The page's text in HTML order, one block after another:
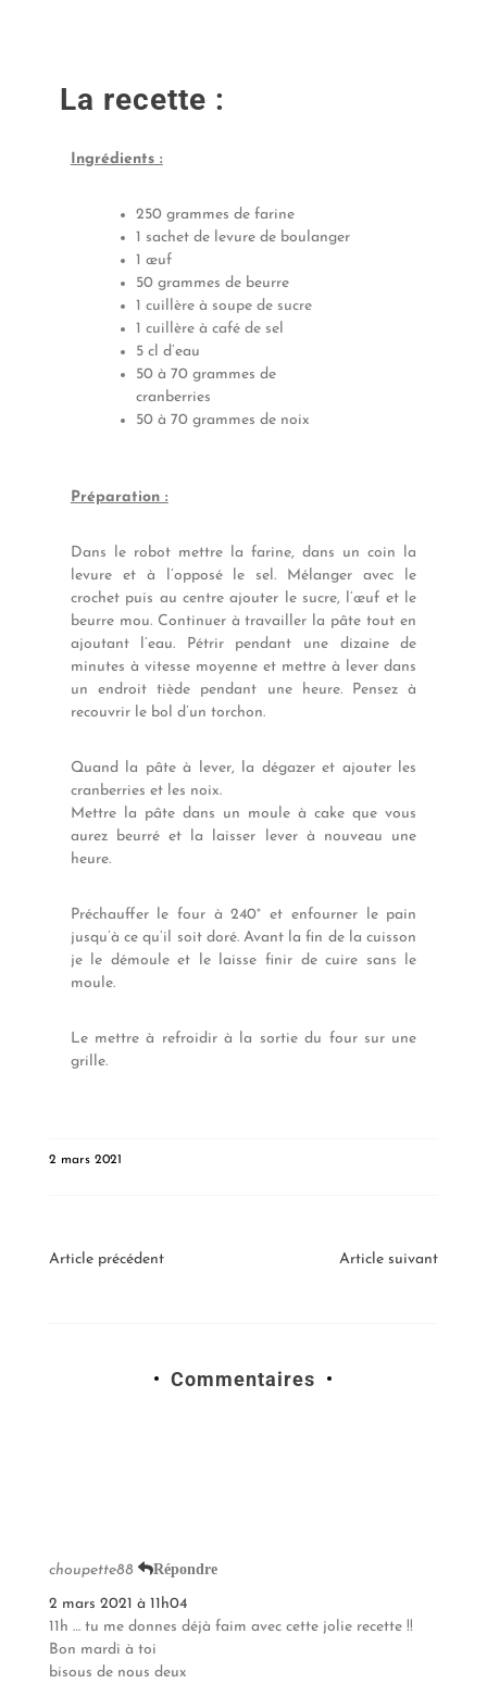
La recette :
Ingrédients :
250 grammes de farine
1 sachet de levure de boulanger
1 œuf
50 grammes de beurre
1 cuillère à soupe de sucre
1 cuillère à café de sel
5 cl d’eau
50 à 70 grammes de
cranberries
50 à 70 grammes de noix
Préparation :
Dans le robot mettre la farine, dans un coin la
levure et à l’opposé le sel. Mélanger avec le
crochet puis au centre ajouter le sucre, l’œuf et le
beurre mou. Continuer à travailler la pâte tout en
ajoutant l’eau. Pétrir pendant une dizaine de
minutes à vitesse moyenne et mettre à lever dans
un endroit tiède pendant une heure. Pensez à
recouvrir le bol d’un torchon.
Quand la pâte à lever, la dégazer et ajouter les
cranberries et les noix.
Mettre la pâte dans un moule à cake que vous
aurez beurré et la laisser lever à nouveau une
heure.
Préchauffer le four à 240° et enfourner le pain
jusqu’à ce qu’il soit doré. Avant la fin de la cuisson
je le démoule et le laisse finir de cuire sans le
moule.
Le mettre à refroidir à la sortie du four sur une
grille.
2 mars 2021
Article précédent Article suivant
Commentaires
choupette88 Répondre
2 mars 2021 à 11h04
11h … tu me donnes déjà faim avec cette jolie recette !!
Bon mardi à toi
bisous de nous deux